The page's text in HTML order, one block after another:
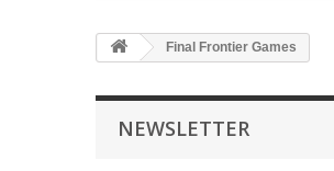
Final Frontier Games
NEWSLETTER